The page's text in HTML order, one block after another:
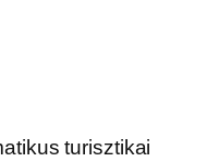
turisztikai